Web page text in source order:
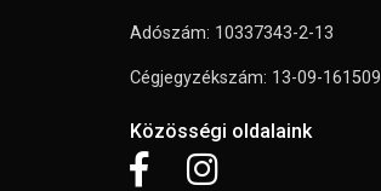
Adószám: 10337343-2-13
Cégjegyzékszám: 13-09-161509
Közösségi oldalaink